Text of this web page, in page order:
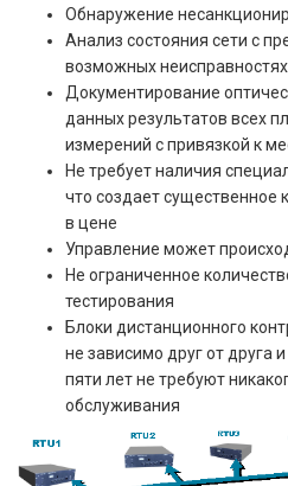
Обнаружение
Анализ состояния сети с
возможных неисправностях
Документирование
данных результатов всех
измерений с привязкой к
Не требует наличия
что создает существенное
в цене
Управление может
Не ограниченное
тестирования
Блоки дистанционного
не зависимо друг от друга
пяти лет не требуют
обслуживания